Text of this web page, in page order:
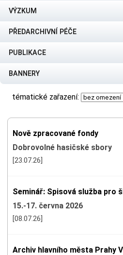
VÝZKUM
PŘEDARCHIVNÍ PÉČE
PUBLIKACE
BANNERY
tématické zařazení:
Nově zpracované fondy
Dobrovolné hasičské sbory
[23.07.26]
Seminář: Spisová služba pro
15.-17. června 2026
[08.07.26]
Archiv hlavního města Prahy